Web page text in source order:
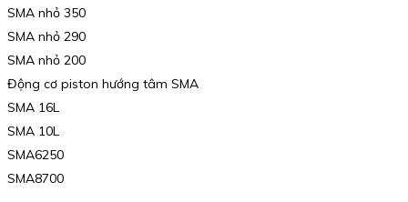
SMA nhỏ 350
SMA nhỏ 290
SMA nhỏ 200
Động cơ piston hướng tâm SMA
SMA 16L
SMA 10L
SMA6250
SMA8700